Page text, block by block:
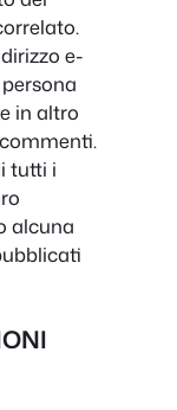
e-
in altro
tutti i
alcuna